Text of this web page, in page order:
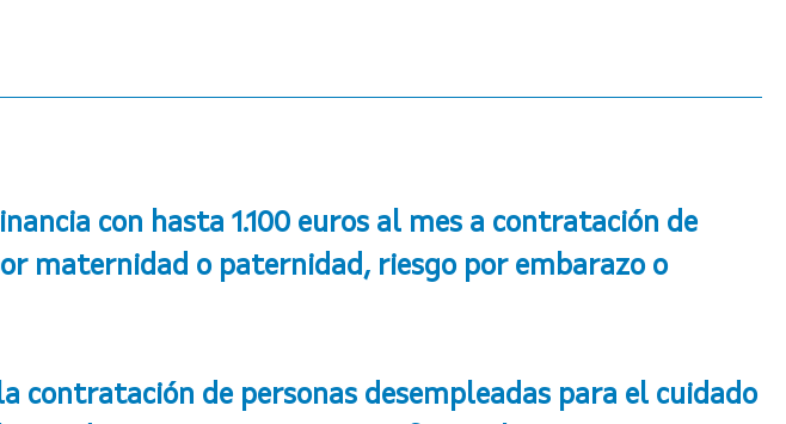
con hasta 1.100 euros al mes a contratación de
maternidad o paternidad, riesgo por embarazo o
contratación de personas desempleadas para el cuidado